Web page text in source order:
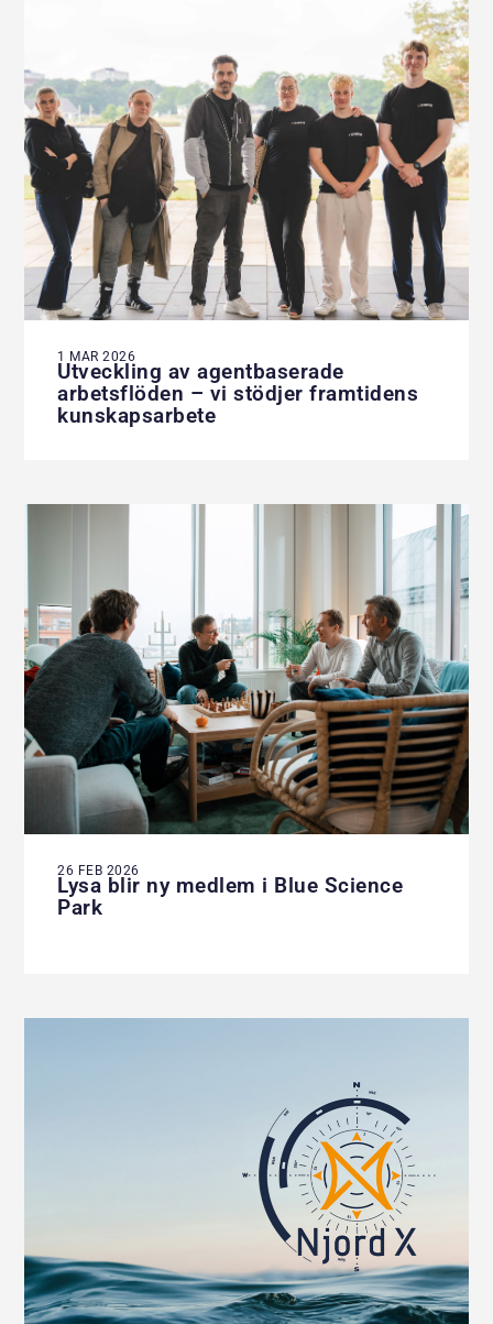
1 MAR 2026
Utveckling av agentbaserade
arbetsflöden – vi stödjer framtidens
kunskapsarbete
26 FEB 2026
Lysa blir ny medlem i Blue Science
Park